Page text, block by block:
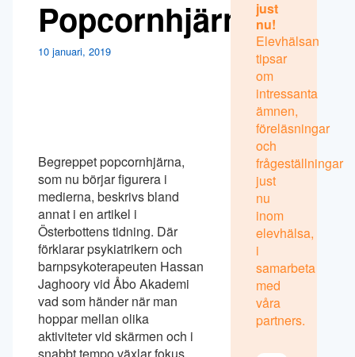
Popcornhjärna
10 januari, 2019
Begreppet popcornhjärna,
som nu börjar figurera i
medierna, beskrivs bland
annat i en artikel i
Österbottens tidning. Där
förklarar psykiatrikern och
barnpsykoterapeuten Hassan
Jaghoory vid Åbo Akademi
vad som händer när man
hoppar mellan olika
aktiviteter vid skärmen och i
snabbt tempo växlar fokus.
just
nu!
Elevhälsan
tipsar
om
intressanta
ämnen,
föreläsningar
och
frågeställningar
just
nu
inom
elevhälsa,
i
samarbeta
med
våra
partners.